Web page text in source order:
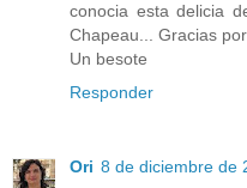
conocia esta delicia
Chapeau... Gracias
Un besote
Responder
Ori 8 de diciembre de